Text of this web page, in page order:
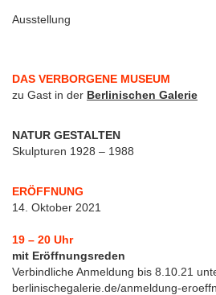
Ausstellung
DAS VERBORGENE MUSEUM
zu Gast in der Berlinischen Galerie
NATUR GESTALTEN
Skulpturen 1928 – 1988
ERÖFFNUNG
14. Oktober 2021
19 – 20 Uhr
mit Eröffnungsreden
Verbindliche Anmeldung bis 8.10.21
berlinischegalerie.de/anmeldung-